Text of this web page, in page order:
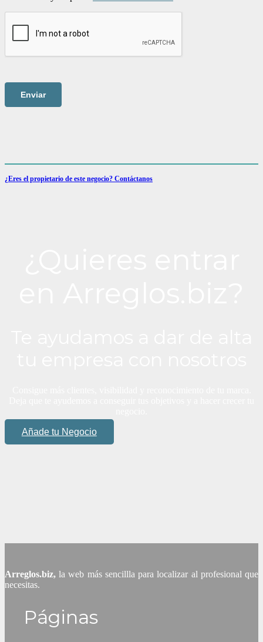
¿Eres el propietario de este negocio? Contáctanos
Añade tu Negocio
Arreglos.biz,la web más sencillla para localizar al profesional que
necesitas.
Páginas